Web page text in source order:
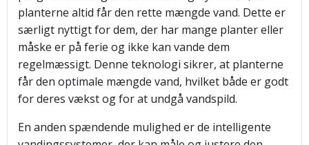
planterne altid får den rette mængde vand. Dette er
særligt nyttigt for dem, der har mange planter eller
måske er på ferie og ikke kan vande dem
regelmæssigt. Denne teknologi sikrer, at planterne
får den optimale mængde vand, hvilket både er godt
for deres vækst og for at undgå vandspild.
En anden spændende mulighed er de intelligente